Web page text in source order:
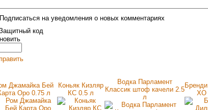
Подписаться на уведомления о новых комментариях
Джамайка Бей
Оро 0.75 л
Коньяк Кизляр
КС 0.5 л
Водка Парламент
Классик штоф качели 2.5
л
ХО